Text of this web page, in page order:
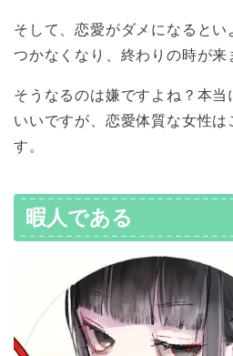
そして、恋愛がダメになるとい
つかなくなり、終わりの時が来
そうなるのは嫌ですよね？本
いいですが、恋愛体質な女性
す。
暇人である